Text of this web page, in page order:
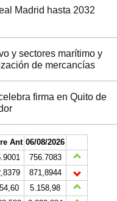
Madrid hasta 2032
y sectores marítimo y
de mercancías
firma en Quito de
Ant 06/08/2026
756.7083
871,8944
5.158,98